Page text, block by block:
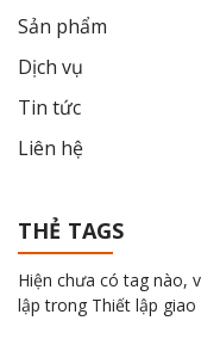
Sản phẩm
Dịch vụ
Tin tức
Liên hệ
THẺ TAGS
Hiện chưa có tag nào,
lập trong Thiết lập